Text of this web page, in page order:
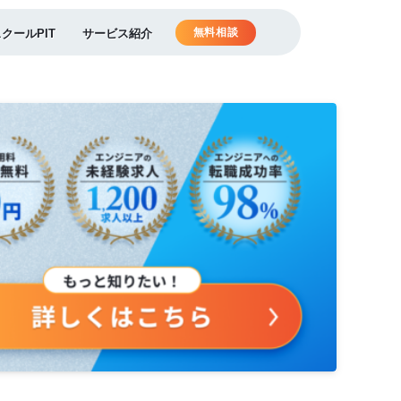
ールPIT サービス紹介 無料相談